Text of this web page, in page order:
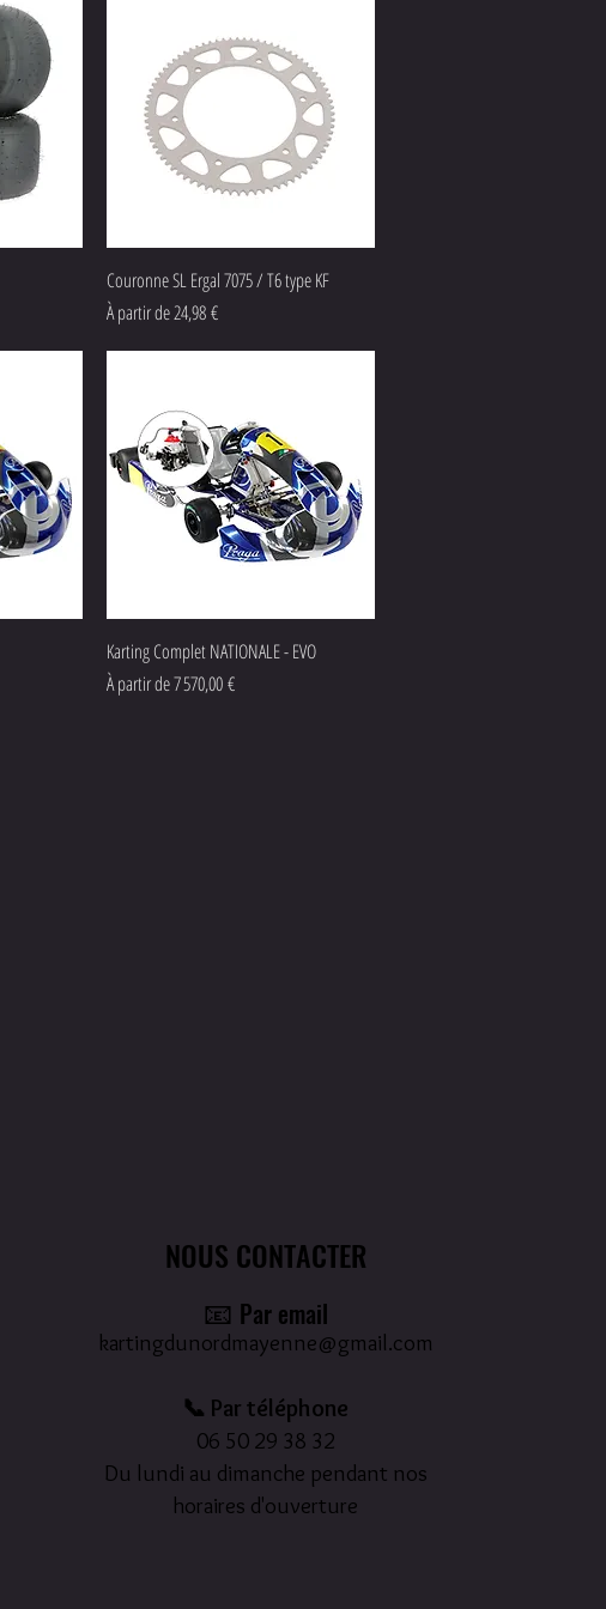
Aperçu rapide
Couronne SL Ergal 7075 / T6 type KF
À partir de24,98 €
Prix promotionnel
Aperçu rapide
Karting Complet NATIONALE - EVO
À partir de7 570,00 €
Prix promotionnel
NOUS CONTACTER
📧 Par email
kartingdunordmayenne@gmail.com
📞 Par téléphone
06 50 29 38 32
Du lundi au dimanche pendant nos
horaires d'ouverture